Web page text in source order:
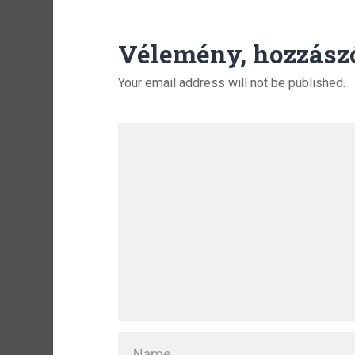
Vélemény,
Your email address will not be published.